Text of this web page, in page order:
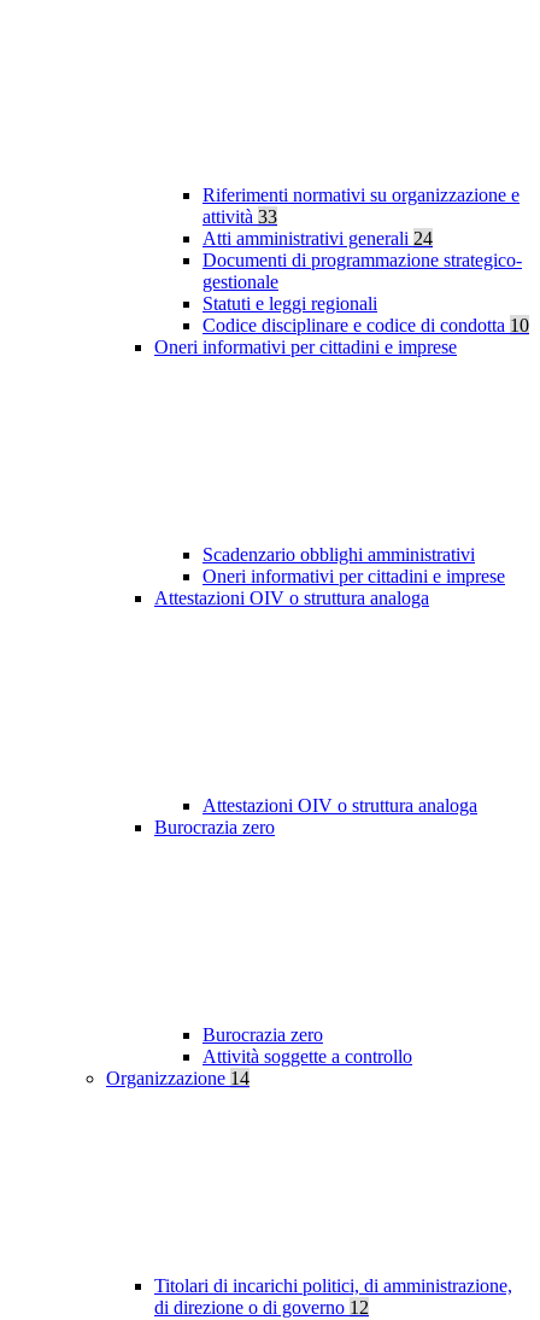
Riferimenti normativi su organizzazione e
attività 33
Atti amministrativi generali 24
Documenti di programmazione strategico-
gestionale
Statuti e leggi regionali
Codice disciplinare e codice di condotta 10
Oneri informativi per cittadini e imprese
Scadenzario obblighi amministrativi
Oneri informativi per cittadini e imprese
Attestazioni OIV o struttura analoga
Attestazioni OIV o struttura analoga
Burocrazia zero
Burocrazia zero
Attività soggette a controllo
Organizzazione 14
Titolari di incarichi politici, di amministrazione,
di direzione o di governo 12